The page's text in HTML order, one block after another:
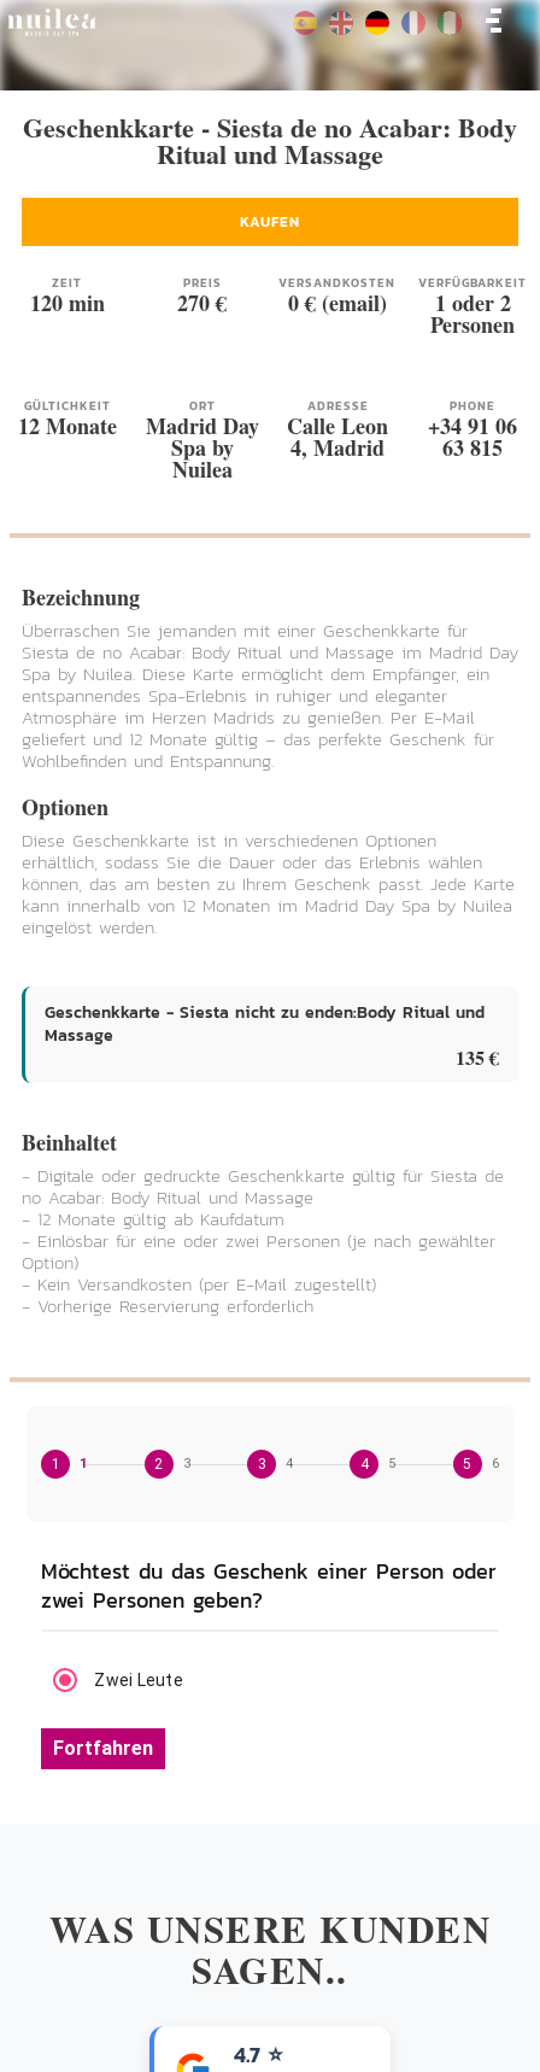
Geschenkkarte - Siesta de no Acabar: Body
Ritual und Massage
KAUFEN
ZEIT
120 min
PREIS
270 €
VERSANDKOSTEN
0 € (email)
VERFÜGBARKEIT
1 oder 2
Personen
GÜLTICHKEIT
12 Monate
ORT
Madrid Day
Spa by
Nuilea
ADRESSE
Calle Leon
4, Madrid
PHONE
+34 91 06
63 815
Bezeichnung
Überraschen Sie jemanden mit einer Geschenkkarte für
Siesta de no Acabar: Body Ritual und Massage im Madrid Day
Spa by Nuilea. Diese Karte ermöglicht dem Empfänger, ein
entspannendes Spa-Erlebnis in ruhiger und eleganter
Atmosphäre im Herzen Madrids zu genießen. Per E-Mail
geliefert und 12 Monate gültig – das perfekte Geschenk für
Wohlbefinden und Entspannung.
Optionen
Diese Geschenkkarte ist in verschiedenen Optionen
erhältlich, sodass Sie die Dauer oder das Erlebnis wählen
können, das am besten zu Ihrem Geschenk passt. Jede Karte
kann innerhalb von 12 Monaten im Madrid Day Spa by Nuilea
eingelöst werden.
Geschenkkarte - Siesta nicht zu enden:Body Ritual und
Massage
135 €
Beinhaltet
- Digitale oder gedruckte Geschenkkarte gültig für Siesta de
no Acabar: Body Ritual und Massage
- 12 Monate gültig ab Kaufdatum
- Einlösbar für eine oder zwei Personen (je nach gewählter
Option)
- Kein Versandkosten (per E-Mail zugestellt)
- Vorherige Reservierung erforderlich
1 1 2 3 3 4 4 5 5 6
Möchtest du das Geschenk einer Person oder
zwei Personen geben?
Zwei Leute
Fortfahren
WAS UNSERE KUNDEN
SAGEN..
4.7 ⭐